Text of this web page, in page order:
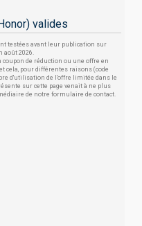
valides
testées avant leur publication sur
août 2026.
de réduction ou une offre en
cela, pour différentes raisons (code
d'utilisation de l'offre limitée dans le
sur cette page venait à ne plus
de notre formulaire de contact.